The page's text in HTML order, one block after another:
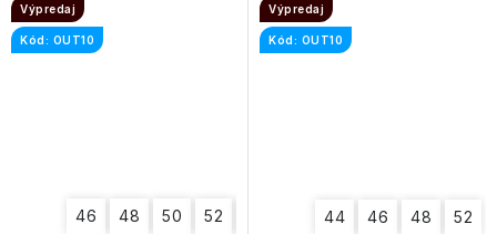
Výpredaj
Kód: OUT10
46 48 50 52
Výpredaj
Kód: OUT10
44 46 48 52